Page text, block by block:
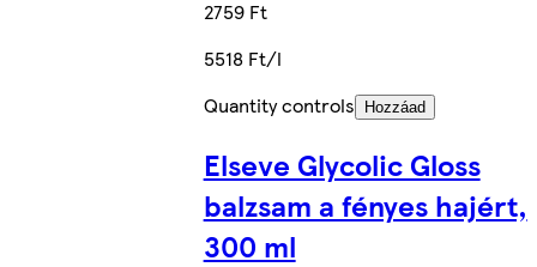
2759 Ft
5518 Ft/l
Quantity controls
Hozzáad
Elseve Glycolic Gloss
balzsam a fényes hajért,
300 ml